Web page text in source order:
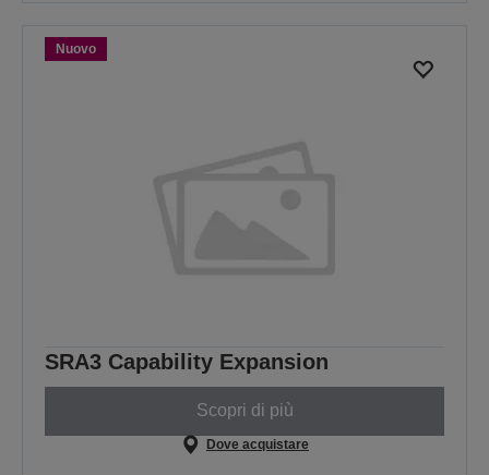
Nuovo
SRA3 Capability Expansion
Scopri di più
Dove acquistare